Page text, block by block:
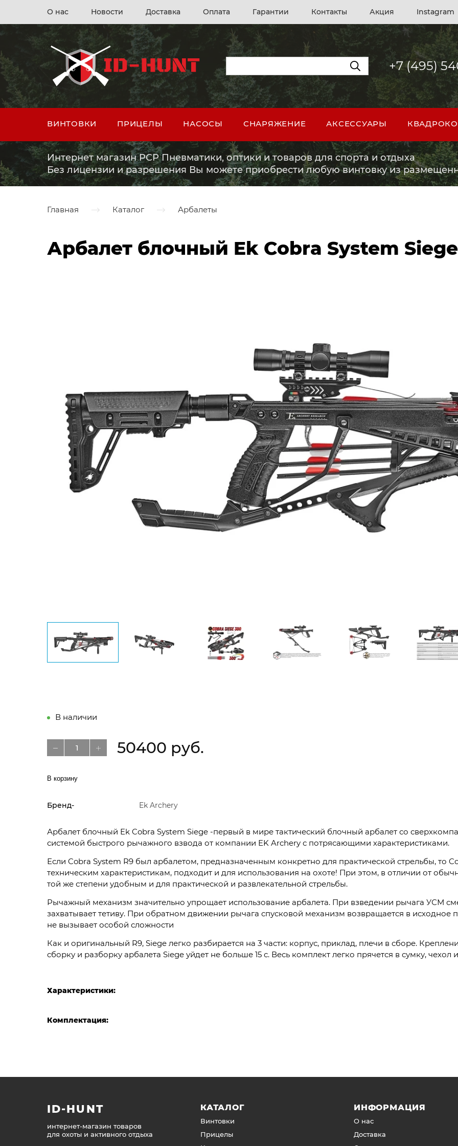
О нас Новости Доставка Оплата Гарантии Контакты Акция Instagram
+7 (495)
ВИНТОВКИ ПРИЦЕЛЫ НАСОСЫ СНАРЯЖЕНИЕ АКСЕССУАРЫ
Интернет магазин PCP Пневматики, оптики и товаров для спорта и отдыха
Без лицензии и разрешения Вы можете приобрести любую винтовку из
Главная Каталог Арбалеты
Арбалет блочный Ek Cobra System
В наличии
50400 руб.
В корзину
Бренд- Ek Archery
Арбалет блочный Ek Cobra System Siege -первый в мире тактический блочный арбалет со
системой быстрого рычажного взвода от компании EK Archery с потрясающими характеристиками.
Если Cobra System R9 был арбалетом, предназначенным конкретно для практической стрельбы, то
техническим характеристикам, подходит и для использования на охоте! При этом, в отличии от
той же степени удобным и для практической и развлекательной стрельбы.
Рычажный механизм значительно упрощает использование арбалета. При взведении рычага УСМ
захватывает тетиву. При обратном движении рычага спусковой механизм возвращается в исходное
не вызывает особой сложности
Как и оригинальный R9, Siege легко разбирается на 3 части: корпус, приклад, плечи в сборе.
сборку и разборку арбалета Siege уйдет не больше 15 с. Весь комплект легко прячется в сумку, чехол
Характеристики:
Комплектация:
ID-HUNT
интернет-магазин товаров
для охоты и активного отдыха
КАТАЛОГ
Винтовки
Прицелы
ИНФОРМАЦИЯ
О нас
Доставка